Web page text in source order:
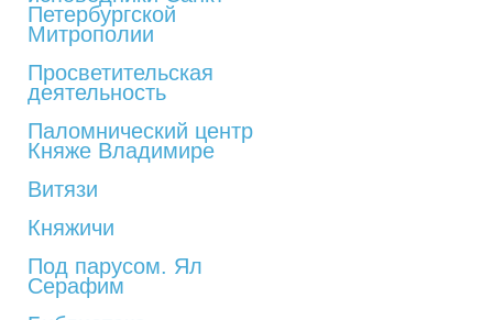
Петербургской
Митрополии
Просветительская
деятельность
Паломнический центр
Княже Владимире
Витязи
Княжичи
Под парусом. Ял
Серафим